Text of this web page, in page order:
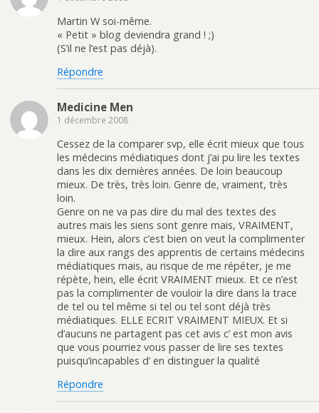
Martin W soi-même.
« Petit » blog deviendra grand ! ;)
(S’il ne l’est pas déjà).
Répondre
Medicine Men
1 décembre 2008
Cessez de la comparer svp, elle écrit mieux que tous
les médecins médiatiques dont j’ai pu lire les textes
dans les dix dernières années. De loin beaucoup
mieux. De très, très loin. Genre de, vraiment, très
loin.
Genre on ne va pas dire du mal des textes des
autres mais les siens sont genre mais, VRAIMENT,
mieux. Hein, alors c’est bien on veut la complimenter
la dire aux rangs des apprentis de certains médecins
médiatiques mais, au risque de me répéter, je me
répète, hein, elle écrit VRAIMENT mieux. Et ce n’est
pas la complimenter de vouloir la dire dans la trace
de tel ou tel même si tel ou tel sont déjà très
médiatiques. ELLE ECRIT VRAIMENT MIEUX. Et si
d’aucuns ne partagent pas cet avis c’ est mon avis
que vous pourriez vous passer de lire ses textes
puisqu’incapables d’ en distinguer la qualité
Répondre